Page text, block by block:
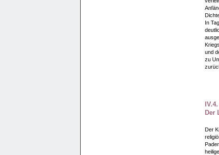
In
und
zu
Der
Der